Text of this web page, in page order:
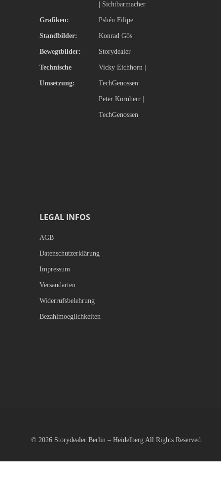
Sichtbarmacher
Grafiken: Pshéu Filipe
Standbilder: Konrad Gös
Bewegtbilder: Storydealer
Technische
Umsetzung:
Vicky Eichhorn |
TechGenossen
Peter Kornherr |
TechGenossen
LEGAL INFOS
AGB
Datenschutzerklärung
Impressum
Versandarten
Widerrufsbelehrung
Bezahlmoeglichkeiten
© 2026 Storydealer Berlin – HeidelbergAll Rights Reserved.